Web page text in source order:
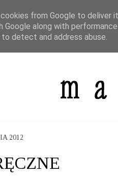
2012
from Google to deliver
Google along with
detect and address abuse.